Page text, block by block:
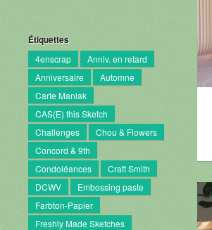
Étiquettes
4enscrap
Anniv. en retard
Anniversaire
Automne
Carte Maniak
CAS(E) this Sketch
Challenges
Chou & Flowers
Concord & 9th
Condoléances
Craft Smith
DCWV
Embossing paste
Farbton-Papier
Freshly Made Sketches